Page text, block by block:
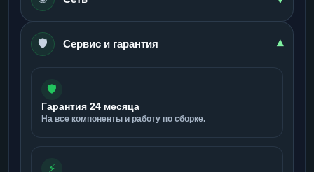
🛡️ Сервис и гарантия ▾
🛡️
Гарантия 24 месяца
На все компоненты и работу по сборке.
⚡